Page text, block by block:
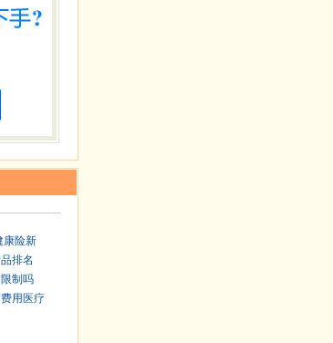
康险新
排名
制吗
用医疗